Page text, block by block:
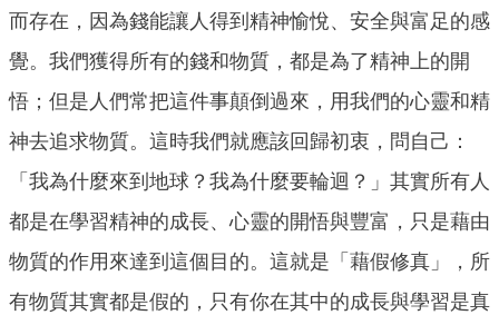
而存在，因為錢能讓人得到精神愉悅、安全與富足的感
覺。我們獲得所有的錢和物質，都是為了精神上的開
悟；但是人們常把這件事顛倒過來，用我們的心靈和精
神去追求物質。這時我們就應該回歸初衷，問自己：
「我為什麼來到地球？我為什麼要輪迴？」其實所有人
都是在學習精神的成長、心靈的開悟與豐富，只是藉由
物質的作用來達到這個目的。這就是「藉假修真」，所
有物質其實都是假的，只有你在其中的成長與學習是真